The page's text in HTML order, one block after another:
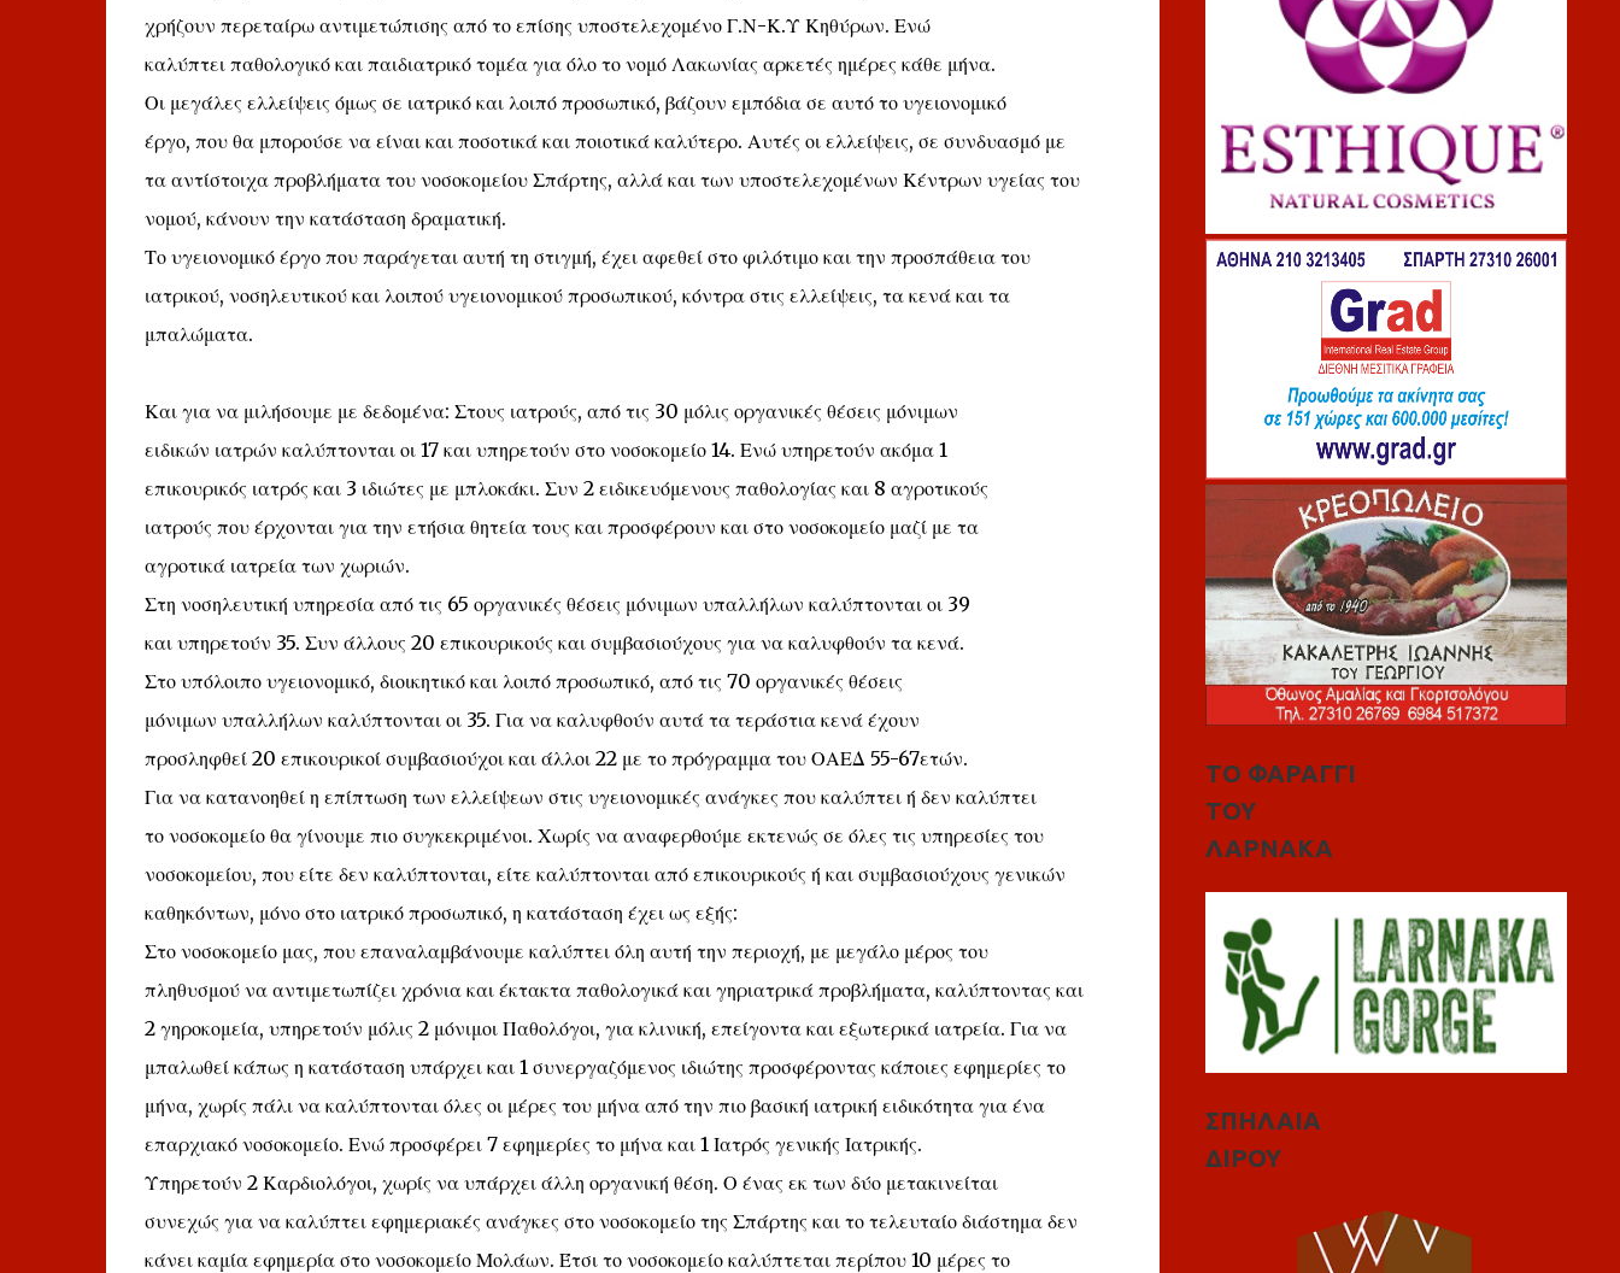
χρήζουν περεταίρω αντιμετώπισης από το επίσης υποστελεχομένο Γ.Ν-Κ.Υ Κηθύρων. Ενώ
καλύπτει παθολογικό και παιδιατρικό τομέα για όλο το νομό Λακωνίας αρκετές ημέρες κάθε μήνα.
Οι μεγάλες ελλείψεις όμως σε ιατρικό και λοιπό προσωπικό, βάζουν εμπόδια σε αυτό το υγειονομικό
έργο, που θα μπορούσε να είναι και ποσοτικά και ποιοτικά καλύτερο. Αυτές οι ελλείψεις, σε συνδυασμό με
τα αντίστοιχα προβλήματα του νοσοκομείου Σπάρτης, αλλά και των υποστελεχομένων Κέντρων υγείας του
νομού, κάνουν την κατάσταση δραματική.
Το υγειονομικό έργο που παράγεται αυτή τη στιγμή, έχει αφεθεί στο φιλότιμο και την προσπάθεια του
ιατρικού, νοσηλευτικού και λοιπού υγειονομικού προσωπικού, κόντρα στις ελλείψεις, τα κενά και τα
μπαλώματα.
Και για να μιλήσουμε με δεδομένα: Στους ιατρούς, από τις 30 μόλις οργανικές θέσεις μόνιμων
ειδικών ιατρών καλύπτονται οι 17 και υπηρετούν στο νοσοκομείο 14. Ενώ υπηρετούν ακόμα 1
επικουρικός ιατρός και 3 ιδιώτες με μπλοκάκι. Συν 2 ειδικευόμενους παθολογίας και 8 αγροτικούς
ιατρούς που έρχονται για την ετήσια θητεία τους και προσφέρουν και στο νοσοκομείο μαζί με τα
αγροτικά ιατρεία των χωριών.
Στη νοσηλευτική υπηρεσία από τις 65 οργανικές θέσεις μόνιμων υπαλλήλων καλύπτονται οι 39
και υπηρετούν 35. Συν άλλους 20 επικουρικούς και συμβασιούχους για να καλυφθούν τα κενά.
Στο υπόλοιπο υγειονομικό, διοικητικό και λοιπό προσωπικό, από τις 70 οργανικές θέσεις
μόνιμων υπαλλήλων καλύπτονται οι 35. Για να καλυφθούν αυτά τα τεράστια κενά έχουν
προσληφθεί 20 επικουρικοί συμβασιούχοι και άλλοι 22 με το πρόγραμμα του ΟΑΕΔ 55-67ετών.
Για να κατανοηθεί η επίπτωση των ελλείψεων στις υγειονομικές ανάγκες που καλύπτει ή δεν καλύπτει
το νοσοκομείο θα γίνουμε πιο συγκεκριμένοι. Χωρίς να αναφερθούμε εκτενώς σε όλες τις υπηρεσίες του
νοσοκομείου, που είτε δεν καλύπτονται, είτε καλύπτονται από επικουρικούς ή και συμβασιούχους γενικών
καθηκόντων, μόνο στο ιατρικό προσωπικό, η κατάσταση έχει ως εξής:
Στο νοσοκομείο μας, που επαναλαμβάνουμε καλύπτει όλη αυτή την περιοχή, με μεγάλο μέρος του
πληθυσμού να αντιμετωπίζει χρόνια και έκτακτα παθολογικά και γηριατρικά προβλήματα, καλύπτοντας και
2 γηροκομεία, υπηρετούν μόλις 2 μόνιμοι Παθολόγοι, για κλινική, επείγοντα και εξωτερικά ιατρεία. Για να
μπαλωθεί κάπως η κατάσταση υπάρχει και 1 συνεργαζόμενος ιδιώτης προσφέροντας κάποιες εφημερίες το
μήνα, χωρίς πάλι να καλύπτονται όλες οι μέρες του μήνα από την πιο βασική ιατρική ειδικότητα για ένα
επαρχιακό νοσοκομείο. Ενώ προσφέρει 7 εφημερίες το μήνα και 1 Ιατρός γενικής Ιατρικής.
Υπηρετούν 2 Καρδιολόγοι, χωρίς να υπάρχει άλλη οργανική θέση. Ο ένας εκ των δύο μετακινείται
συνεχώς για να καλύπτει εφημεριακές ανάγκες στο νοσοκομείο της Σπάρτης και το τελευταίο διάστημα δεν
κάνει καμία εφημερία στο νοσοκομείο Μολάων. Έτσι το νοσοκομείο καλύπτεται περίπου 10 μέρες το
ΤΟ ΦΑΡΑΓΓΙ
ΤΟΥ
ΛΑΡΝΑΚΑ
ΣΠΗΛΑΙΑ
ΔΙΡΟΥ